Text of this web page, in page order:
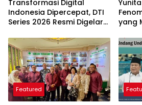
Transformasi Digital
Indonesia Dipercepat, DTI
Series 2026 Resmi Digelar
yang
yang
Featured